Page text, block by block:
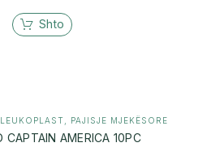
Shto
PAJISJE MJEKËSORE
CAPTAIN AMERICA 10PC